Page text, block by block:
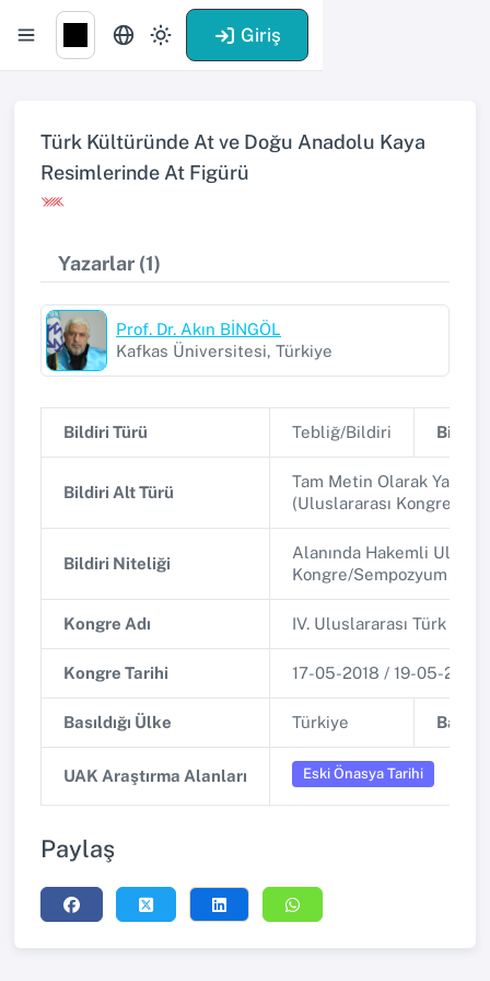
Giriş
Türk Kültüründe At ve Doğu Anadolu Kaya
Resimlerinde At Figürü
Yazarlar (1)
Prof. Dr. Akın BİNGÖL
Kafkas Üniversitesi, Türkiye
Bildiri Türü Tebliğ/Bildiri Bildiri
Bildiri Alt Türü
Tam Metin Olarak
(Uluslararası Kongre/
Bildiri Niteliği
Alanında Hakemli
Kongre/Sempozyum
Kongre Adı IV. Uluslararası Türk
Kongre Tarihi 17-05-2018 / 19-05-2018
Basıldığı Ülke Türkiye
UAK Araştırma Alanları Eski Önasya Tarihi
Paylaş